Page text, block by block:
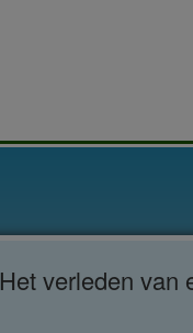
Het verleden van